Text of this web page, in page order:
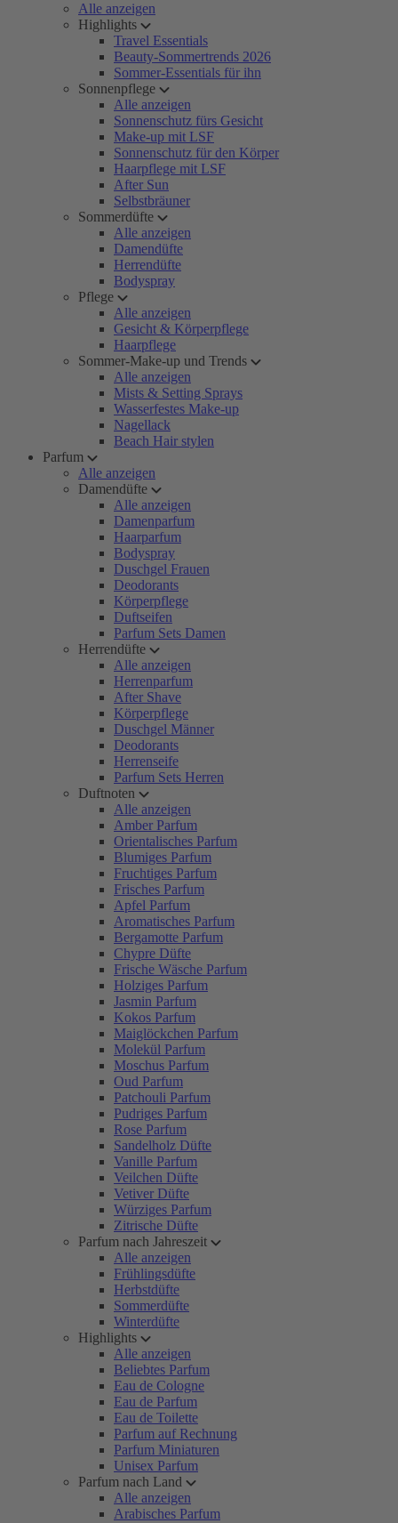
Alle anzeigen
Highlights
Travel Essentials
Beauty-Sommertrends 2026
Sommer-Essentials für ihn
Sonnenpflege
Alle anzeigen
Sonnenschutz fürs Gesicht
Make-up mit LSF
Sonnenschutz für den Körper
Haarpflege mit LSF
After Sun
Selbstbräuner
Sommerdüfte
Alle anzeigen
Damendüfte
Herrendüfte
Bodyspray
Pflege
Alle anzeigen
Gesicht & Körperpflege
Haarpflege
Sommer-Make-up und Trends
Alle anzeigen
Mists & Setting Sprays
Wasserfestes Make-up
Nagellack
Beach Hair stylen
Parfum
Alle anzeigen
Damendüfte
Alle anzeigen
Damenparfum
Haarparfum
Bodyspray
Duschgel Frauen
Deodorants
Körperpflege
Duftseifen
Parfum Sets Damen
Herrendüfte
Alle anzeigen
Herrenparfum
After Shave
Körperpflege
Duschgel Männer
Deodorants
Herrenseife
Parfum Sets Herren
Duftnoten
Alle anzeigen
Amber Parfum
Orientalisches Parfum
Blumiges Parfum
Fruchtiges Parfum
Frisches Parfum
Apfel Parfum
Aromatisches Parfum
Bergamotte Parfum
Chypre Düfte
Frische Wäsche Parfum
Holziges Parfum
Jasmin Parfum
Kokos Parfum
Maiglöckchen Parfum
Molekül Parfum
Moschus Parfum
Oud Parfum
Patchouli Parfum
Pudriges Parfum
Rose Parfum
Sandelholz Düfte
Vanille Parfum
Veilchen Düfte
Vetiver Düfte
Würziges Parfum
Zitrische Düfte
Parfum nach Jahreszeit
Alle anzeigen
Frühlingsdüfte
Herbstdüfte
Sommerdüfte
Winterdüfte
Highlights
Alle anzeigen
Beliebtes Parfum
Eau de Cologne
Eau de Parfum
Eau de Toilette
Parfum auf Rechnung
Parfum Miniaturen
Unisex Parfum
Parfum nach Land
Alle anzeigen
Arabisches Parfum